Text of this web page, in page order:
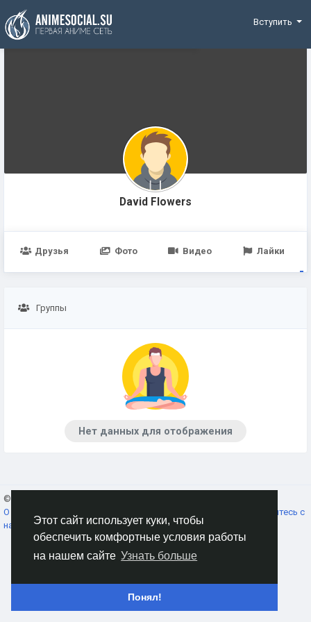
Этот сайт использует куки, чтобы
обеспечить комфортные условия работы
на нашем сайте Узнать больше
Понял!
Funding
Вступить
David Flowers
Друзья Фото Видео Лайки
Группы
Нет данных для отображения
© 2026 AnimeSocial.SU - Первая аниме сеть!
О нас
Свяжитесь с
нами
Каталог